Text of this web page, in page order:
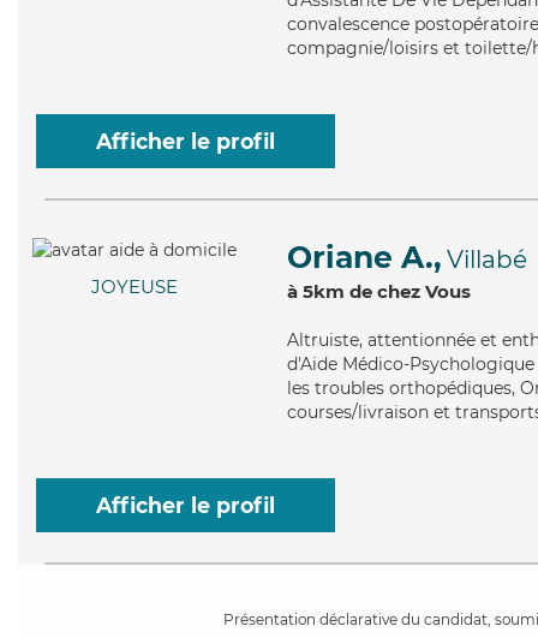
convalescence
compagnie/loisirs et toilette/
Afficher le profil
JOYEUSE
Oriane A., Villabé
à 5km de chez Vous
Altruiste, attentionnée et
d'Aide Médico-
les troubles orthopédiques,
courses/livraison et
Afficher le profil
Présentation déclarative du candidat,